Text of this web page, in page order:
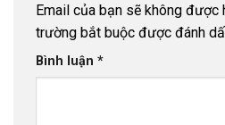
Email của bạn sẽ không được
trường bắt buộc được đánh
Bình luận *